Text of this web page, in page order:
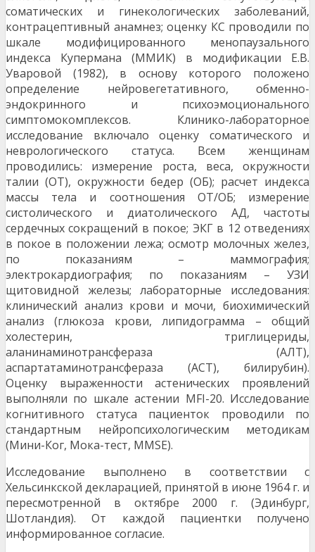
соматических и гинекологических заболеваний,
контрацептивный анамнез; оценку КС проводили по
шкале модифицированного менопаузального
индекса Купермана (ММИК) в модификации Е.В.
Уваровой (1982), в основу которого положено
определение нейровегетативного, обменно-
эндокринного и психоэмоционального
симптомокомплексов. Клинико-лабораторное
исследование включало оценку соматического и
неврологического статуса. Всем женщинам
проводились: измерение роста, веса, окружности
талии (ОТ), окружности бедер (ОБ); расчет индекса
массы тела и соотношения ОТ/ОБ; измерение
систолического и диатолического АД, частоты
сердечных сокращений в покое; ЭКГ в 12 отведениях
в покое в положении лежа; осмотр молочных желез,
по показаниям – маммография;
электрокардиография; по показаниям – УЗИ
щитовидной железы; лабораторные исследования:
клинический анализ крови и мочи, биохимический
анализ (глюкоза крови, липидограмма – общий
холестерин, триглицериды,
аланинаминотрансфераза (АЛТ),
аспартатаминотранс­фераза (АСТ), билирубин).
Оценку выраженности астенических проявлений
выполняли по шкале астении MFI-20. Исследование
когнитивного статуса пациенток проводили по
стандартным нейропсихологическим методикам
(Мини-Ког, Мока-тест, MMSE).
Исследование выполнено в соответствии с
Хельсинкской декларацией, принятой в июне 1964 г. и
пересмотренной в октябре 2000 г. (Эдинбург,
Шотландия). От каждой пациентки получено
информированное согласие.